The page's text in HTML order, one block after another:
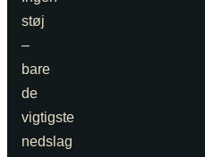
støj
–
bare
de
vigtigste
nedslag